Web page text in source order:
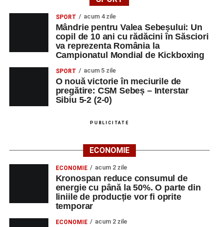
SPORT acum 4 zile
Mândrie pentru Valea Sebeșului: Un
copil de 10 ani cu rădăcini în Săsciori
va reprezenta România la
Campionatul Mondial de Kickboxing
SPORT acum 5 zile
O nouă victorie în meciurile de
pregătire: CSM Sebeș – Interstar
Sibiu 5-2 (2-0)
PUBLICITATE
ECONOMIE
ECONOMIE acum 2 zile
Kronospan reduce consumul de
energie cu până la 50%. O parte din
liniile de producție vor fi oprite
temporar
ECONOMIE acum 2 zile